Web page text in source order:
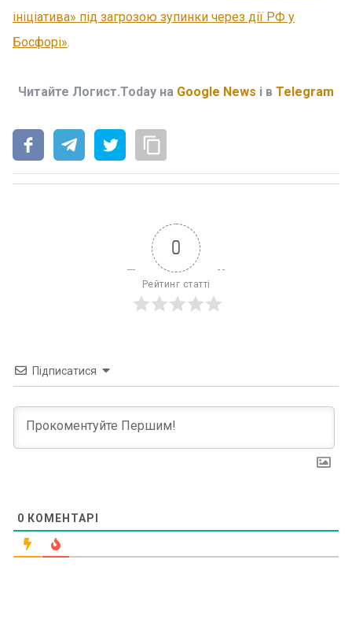
ініціатива» під загрозою зупинки через дії РФ у
Босфорі».
Читайте Логист.Today на Google News і в Telegram
0
Рейтинг статті
Підписатися
0 КОМЕНТАРІ